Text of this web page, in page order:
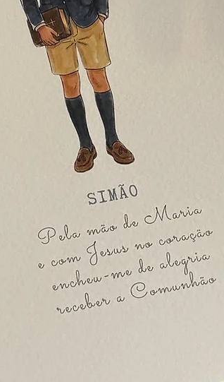
Cristo que me
Tens tudo a dar,
Onde Deus te levar
Na Fé Caminho
No Amor me guio
Na Alegria vivo
10.
Eu sou o caminho,
a verdade e a vida.
João 14:6
O meu querido